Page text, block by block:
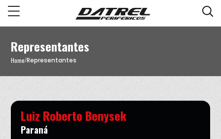
Representantes
Home/Representantes
Luiz Roberto Benysek
Paraná